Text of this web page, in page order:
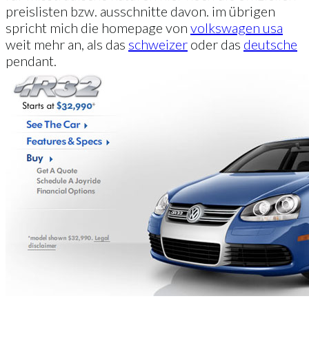
preislisten bzw. ausschnitte davon. im übrigen
spricht mich die homepage von volkswagen usa
weit mehr an, als das schweizer oder das deutsche
pendant.